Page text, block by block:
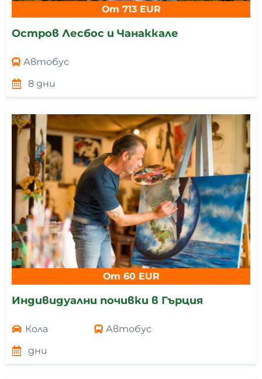
От 713 EUR
Остров Лесбос и Чанаккале
Автобус
8 дни
От 60 EUR
Индивидуални почивки в Гърция
Кола
Автобус
дни